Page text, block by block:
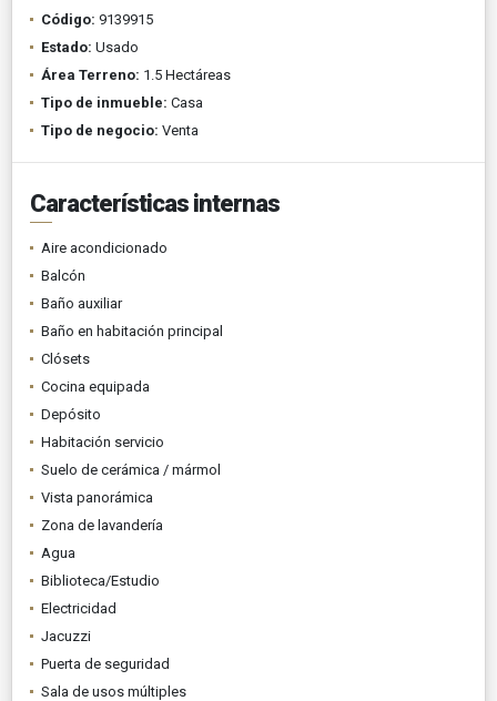
Código: 9139915
Estado: Usado
Área Terreno: 1.5 Hectáreas
Tipo de inmueble: Casa
Tipo de negocio: Venta
Características internas
Aire acondicionado
Balcón
Baño auxiliar
Baño en habitación principal
Clósets
Cocina equipada
Depósito
Habitación servicio
Suelo de cerámica / mármol
Vista panorámica
Zona de lavandería
Agua
Biblioteca/Estudio
Electricidad
Jacuzzi
Puerta de seguridad
Sala de usos múltiples